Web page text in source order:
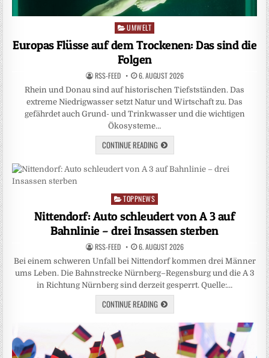
Posted
in
UMWELT
Europas Flüsse auf dem Trockenen: Das sind die
Folgen
RSS-FEED 6. AUGUST 2026
Rhein und Donau sind auf historischen Tiefstständen. Das
extreme Niedrigwasser setzt Natur und Wirtschaft zu. Das
gefährdet auch Grund- und Trinkwasser und die wichtigen
Ökosysteme…
CONTINUE READING
Posted
TOPPNEWS
Nittendorf: Auto schleudert von A 3 auf
Bahnlinie – drei Insassen sterben
RSS-FEED 6. AUGUST 2026
Bei einem schweren Unfall bei Nittendorf kommen drei Männer
ums Leben. Die Bahnstrecke Nürnberg–Regensburg und die A 3
in Richtung Nürnberg sind derzeit gesperrt. Quelle:…
CONTINUE READING